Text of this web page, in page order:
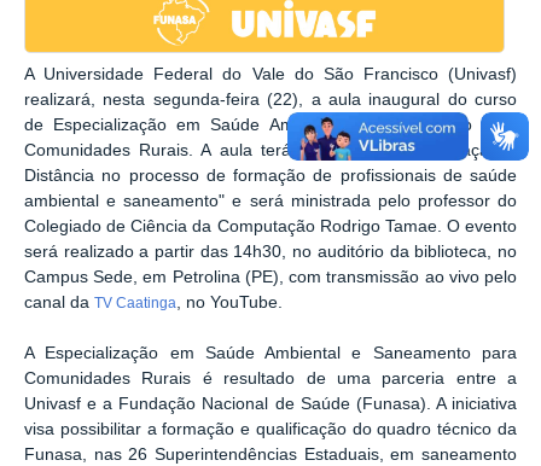
A Universidade Federal do Vale do São Francisco (Univasf)
realizará, nesta segunda-feira (22), a aula inaugural do curso
de Especialização em Saúde Ambiental e Saneamento para
Comunidades Rurais. A aula terá como tema “A Educação a
Distância no processo de formação de profissionais de saúde
ambiental e saneamento" e será ministrada pelo professor do
Colegiado de Ciência da Computação Rodrigo Tamae. O evento
será realizado a partir das 14h30, no auditório da biblioteca, no
Campus Sede, em Petrolina (PE), com transmissão ao vivo pelo
canal da TV Caatinga , no YouTube.
A Especialização em Saúde Ambiental e Saneamento para
Comunidades Rurais é resultado de uma parceria entre a
Univasf e a Fundação Nacional de Saúde (Funasa). A iniciativa
visa possibilitar a formação e qualificação do quadro técnico da
Funasa, nas 26 Superintendências Estaduais, em saneamento